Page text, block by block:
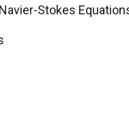
Stokes